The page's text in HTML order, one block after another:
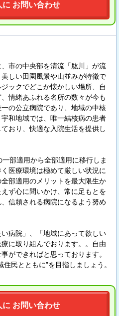
に お問い合わせ
市の中央部を清流「肱川」が流
しい田園風景や山並みが特徴で
ックでどこか懐かしい場所、自
情緒あふれる名所の数々が今も
の公立病院であり、地域の中核
和地域では、唯一結核病の患者
おり、快適な入院生活を提供し
部適用から全部適用に移行しま
医療環境は極めて厳しい状況に
部適用のメリットを最大限生か
ず心に問いかけ、常に足もとを
信頼される病院になるよう努め
い病院」、「地域にあって欲しい
に取り組んでおります。。自由
ができればと思っております。
民とともに”を目指しましょう。
に お問い合わせ